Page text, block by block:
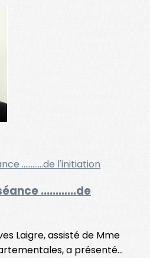
............de
Laigre, assisté de Mme
a présenté...